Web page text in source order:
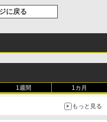
カード - 2,000 Robux 【限
アイテムを含む】 【オンラ
版
Edition | オンライ
につくHTML & CSSとWe
門講座［第2版］
ハイパー・カタログ: 本体ハ
市販ソフトウェアのパーフ
と最新エミュレータ紹介
Colorsoft | 16GBストレ
に戻る
1週間 1カ月
もっと見る